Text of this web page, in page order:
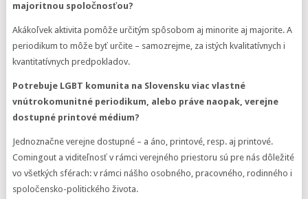
majoritnou spoločnosťou?
Akákoľvek aktivita pomôže určitým spôsobom aj minorite aj majorite. A
periodikum to môže byť určite – samozrejme, za istých kvalitatívnych i
kvantitatívnych predpokladov.
Potrebuje LGBT komunita na Slovensku viac vlastné
vnútrokomunitné periodikum, alebo práve naopak, verejne
dostupné printové médium?
Jednoznačne verejne dostupné – a áno, printové, resp. aj printové.
Comingout a viditeľnosť v rámci verejného priestoru sú pre nás dôležité
vo všetkých sférach: v rámci nášho osobného, pracovného, rodinného i
spoločensko-politického života.